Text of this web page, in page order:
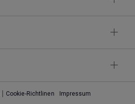
Cookie-Richtlinen Impressum